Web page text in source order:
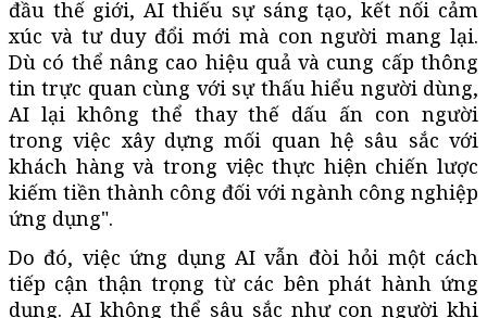
đầu thế giới, AI thiếu sự sáng tạo, kết nối cảm
xúc và tư duy đổi mới mà con người mang lại.
Dù có thể nâng cao hiệu quả và cung cấp thông
tin trực quan cùng với sự thấu hiểu người dùng,
AI lại không thể thay thế dấu ấn con người
trong việc xây dựng mối quan hệ sâu sắc với
khách hàng và trong việc thực hiện chiến lược
kiếm tiền thành công đối với ngành công nghiệp
ứng dụng".
Do đó, việc ứng dụng AI vẫn đòi hỏi một cách
tiếp cận thận trọng từ các bên phát hành ứng
dụng. AI không thể sâu sắc như con người khi